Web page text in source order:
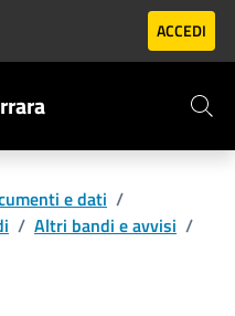
ACCEDI
e dati /
/ Altri bandi e avvisi /